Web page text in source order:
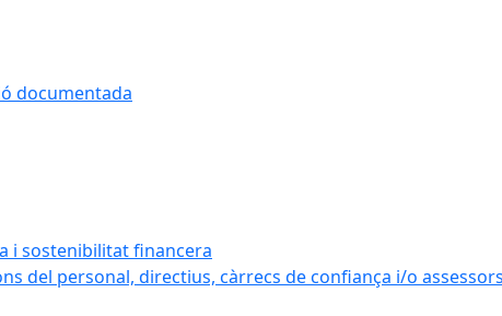
documentada
i sostenibilitat financera
del personal, directius, càrrecs de confiança i/o assessors